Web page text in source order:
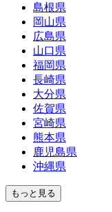
島根県
岡山県
広島県
山口県
福岡県
長崎県
大分県
佐賀県
宮崎県
熊本県
鹿児島県
沖縄県
もっと見る